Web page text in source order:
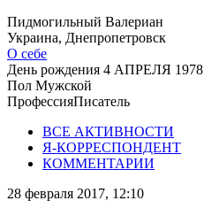
Пидмогильный Валериан
Украина, Днепропетровск
О себе
День рождения 4 АПРЕЛЯ 1978
Пол Мужской
ПрофессияПисатель
ВСЕ АКТИВНОСТИ
Я-КОРРЕСПОНДЕНТ
КОММЕНТАРИИ
28 февраля 2017, 12:10